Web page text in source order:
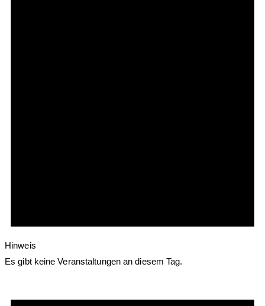
Hinweis
Es gibt keine Veranstaltungen an diesem Tag.